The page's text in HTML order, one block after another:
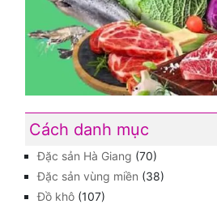
Cách danh mục
Đặc sản Hà Giang (70)
Đặc sản vùng miền (38)
Đồ khô (107)